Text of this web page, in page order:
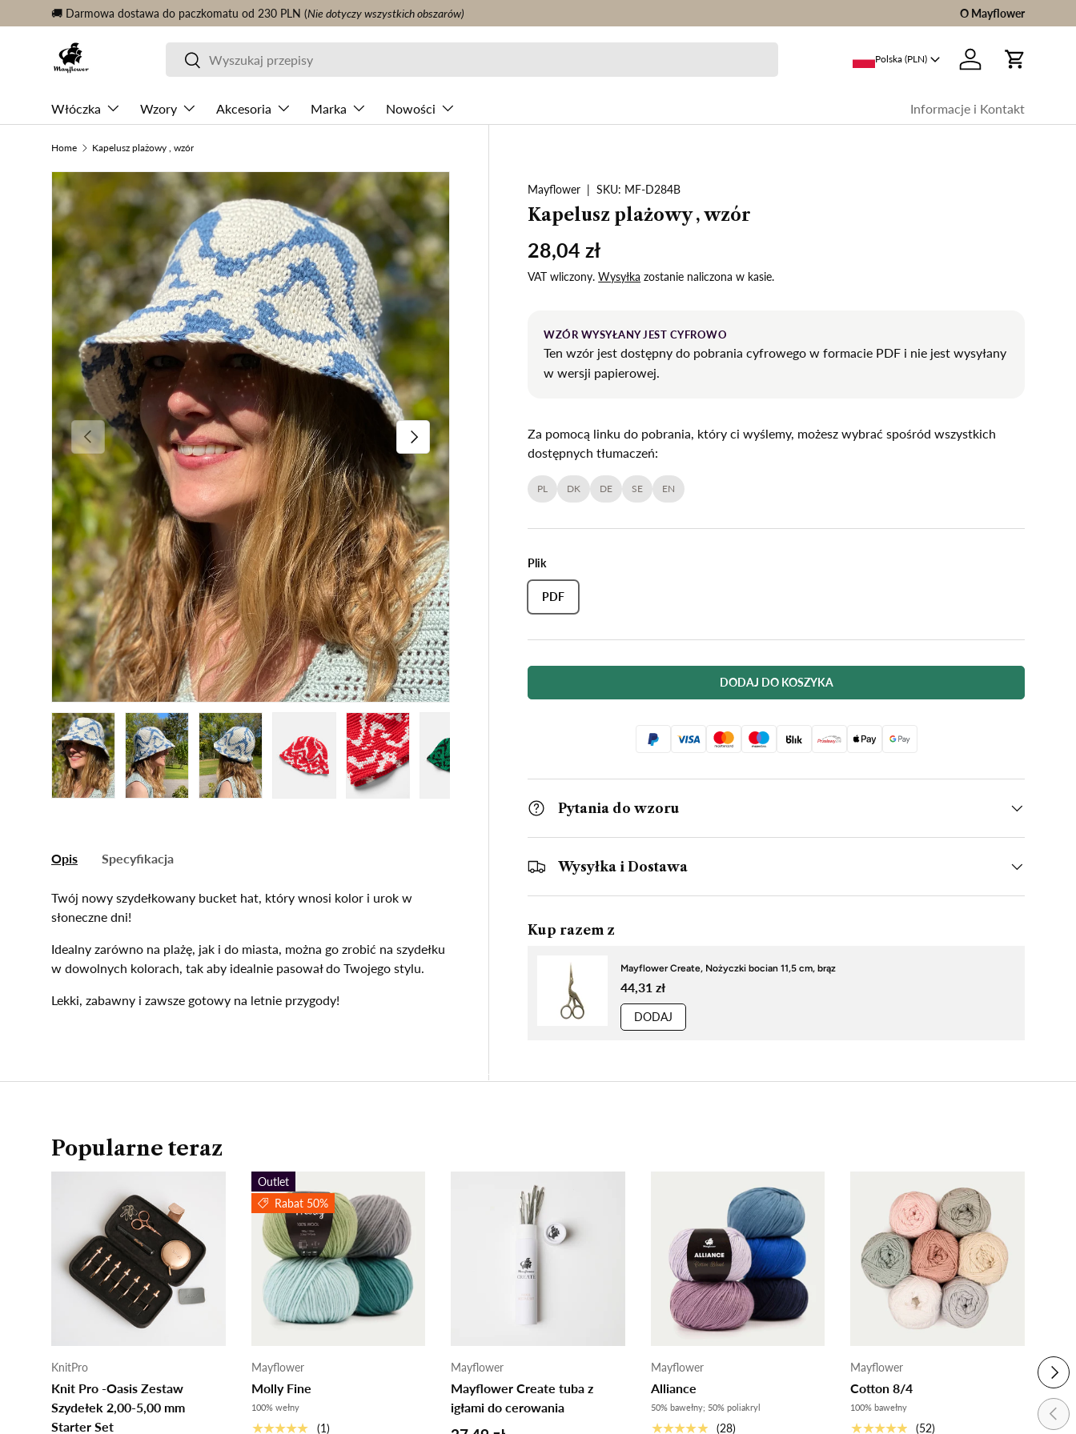
□
KONTYNUUJ TREŚĆ
🚚 Darmowa dostawa do paczkomatu od 230 PLN (Nie dotyczy wszystkich obszarów) O Mayflower
SzukajSzukaj Polska (PLN)
Zaloguj sieWóz
Włóczka Wzory Akcesoria Marka Nowości Informacje i Kontakt
Home Kapelusz plażowy , wzór
POPRZEDNI NASTĘPNY
Załaduj zdjęcie 6 W galeriiZaładuj zdjęcie 7 W galerii
Załaduj zdjęcie 8 W galeriiZaładuj zdjęcie 9 W galerii
Mayflower |SKU: MF-D284B
Kapelusz plażowy , wzór
28,04 zł
VAT wliczony.Wysyłka zostanie naliczona w kasie.
WZÓR WYSYŁANY JEST CYFROWO
Ten wzór jest dostępny do pobrania cyfrowego w formacie PDF i nie jest wysyłany
w wersji papierowej.
Za pomocą linku do pobrania, który ci wyślemy, możesz wybrać spośród wszystkich
dostępnych tłumaczeń:
PL DK DE SE EN
Plik
PDF
DODAJ DO KOSZYKA
Pytania do wzoru
Wysyłka i Dostawa
Kup razem z
Mayflower Create, Nożyczki bocian 11,5 cm, brąz
44,31 zł
DODAJ
Opis Specyfikacja
Twój nowy szydełkowany bucket hat, który wnosi kolor i urok w
słoneczne dni!
Idealny zarówno na plażę, jak i do miasta, można go zrobić na szydełku
w dowolnych kolorach, tak aby idealnie pasował do Twojego stylu.
Lekki, zabawny i zawsze gotowy na letnie przygody!
Popularne teraz
KnitPro
Knit Pro -Oasis Zestaw
Szydełek 2,00-5,00 mm
Starter Set
Outlet
Rabat 50%
Mayflower
Molly Fine
100% wełny
★★★★★ (1)
Mayflower
Mayflower Create tuba z
igłami do cerowania
Mayflower
Alliance
50% bawełny; 50% poliakryl
★★★★★ (28)
Mayflower
Cotton 8/4
100% bawełny
★★★★★ (52)